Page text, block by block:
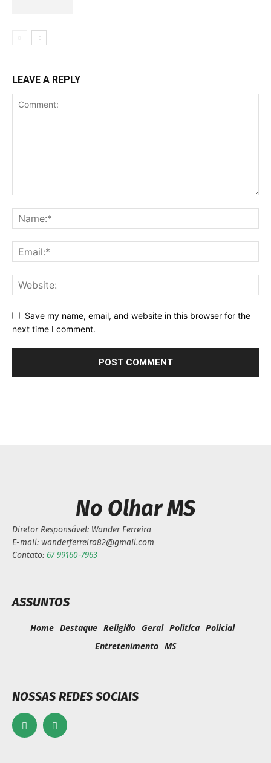
LEAVE A REPLY
Save my name, email, and website in this browser for the
next time I comment.
No Olhar MS
Diretor Responsável: Wander Ferreira
E-mail: wanderferreira82@gmail.com
Contato: 67 99160-7963
ASSUNTOS
Home Destaque Religião Geral Politíca Policial
Entretenimento MS
NOSSAS REDES SOCIAIS